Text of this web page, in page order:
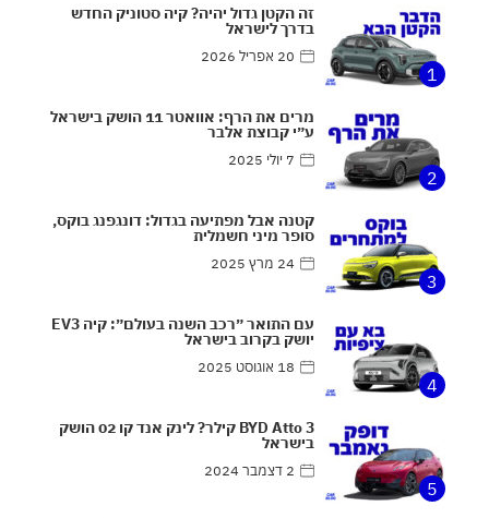
1
זה הקטן גדול יהיה? קיה סטוניק החדש
בדרך לישראל
20 אפריל 2026
2
מרים את הרף: אוואטר 11 הושק בישראל
ע״י קבוצת אלבר
7 יולי 2025
3
קטנה אבל מפתיעה בגדול: דונגפנג בוקס,
סופר מיני חשמלית
24 מרץ 2025
4
עם התואר ״רכב השנה בעולם״: קיה EV3
יושק בקרוב בישראל
18 אוגוסט 2025
5
BYD Atto 3 קילר? לינק אנד קו 02 הושק
בישראל
2 דצמבר 2024